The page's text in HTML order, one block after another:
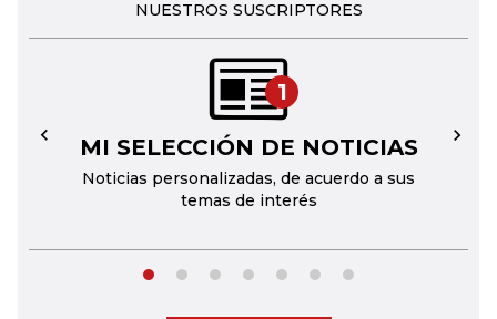
NUESTROS SUSCRIPTORES
1
MI SELECCIÓN DE NOTICIAS
Noticias personalizadas, de acuerdo a sus
temas de interés
← →